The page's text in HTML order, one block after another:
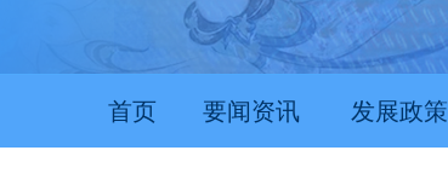
首页 要闻资讯 发展政策